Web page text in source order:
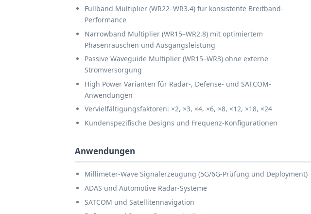
Fullband Multiplier (WR22–WR3.4) für konsistente Breitband-
Performance
Narrowband Multiplier (WR15–WR2.8) mit optimiertem
Phasenrauschen und Ausgangsleistung
Passive Waveguide Multiplier (WR15–WR3) ohne externe
Stromversorgung
High Power Varianten für Radar-, Defense- und SATCOM-
Anwendungen
Vervielfältigungsfaktoren: ×2, ×3, ×4, ×6, ×8, ×12, ×18, ×24
Kundenspezifische Designs und Frequenz-Konfigurationen
Anwendungen
Millimeter-Wave Signalerzeugung (5G/6G-Prüfung und Deployment)
ADAS und Automotive Radar-Systeme
SATCOM und Satellitennavigation